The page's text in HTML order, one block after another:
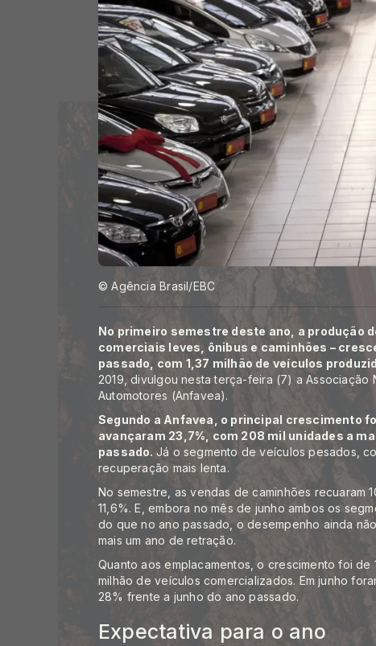
© Agência Brasil/EBC
No primeiro semestre deste ano, a produção
comerciais leves, ônibus e caminhões –
passado, com 1,37 milhão de veículos
2019, divulgou nesta terça-feira (7) a Associação
Automotores (Anfavea).
Segundo a Anfavea, o principal crescimento
avançaram 23,7%, com 208 mil unidades a
passado. Já o segmento de veículos pesados,
recuperação mais lenta.
No semestre, as vendas de caminhões recuaram
11,6%. E, embora no mês de junho ambos os
do que no ano passado, o desempenho ainda
mais um ano de retração.
Quanto aos emplacamentos, o crescimento foi
milhão de veículos comercializados. Em junho
28% frente a junho do ano passado.
Expectativa para o ano